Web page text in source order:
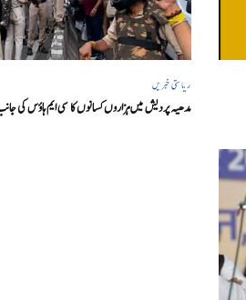
ریاستی خبریں
مدھیہ پردیش میں ہزاروں کسانوں کا سی ایم ہاؤس کی